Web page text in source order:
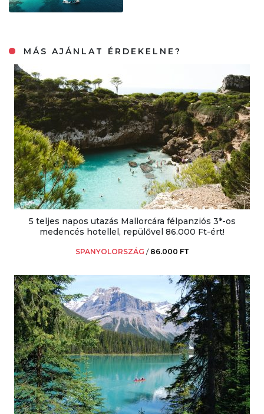
MÁS AJÁNLAT ÉRDEKELNE?
5 teljes napos utazás Mallorcára félpanziós 3*-os
medencés hotellel, repülővel 86.000 Ft-ért!
SPANYOLORSZÁG / 86.000 FT